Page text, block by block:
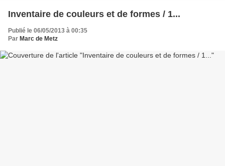
Inventaire de couleurs et de formes / 1...
Publié le 06/05/2013 à 00:35
Par Marc de Metz